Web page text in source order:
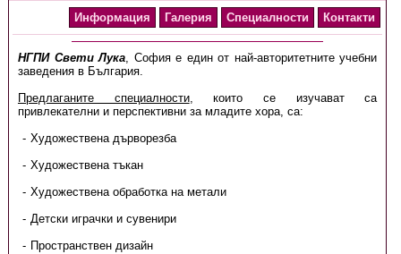
Информация Галерия Специалности Контакти
НГПИ Свети Лука, София е един от най-авторитетните учебни
заведения в България.
Предлаганите специалности, които се изучават са
привлекателни и перспективни за младите хора, са:
Художествена дърворезба
Художествена тъкан
Художествена обработка на метали
Детски играчки и сувенири
Пространствен дизайн